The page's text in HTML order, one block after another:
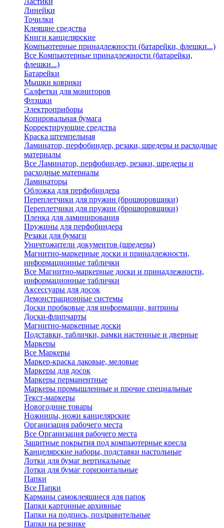
Линейки
Точилки
Клеящие средства
Книги канцелярские
Компьютерные принадлежности (батарейки, флешки...)
Все Компьютерные принадлежности (батарейки,
флешки...)
Батарейки
Мышки коврики
Салфетки для мониторов
Флэшки
Электроприборы
Копировальная бумага
Корректирующие средства
Краска штемпельная
Ламинатор, перфобиндер, резаки, шредеры и расходные
материалы
Все Ламинатор, перфобиндер, резаки, шредеры и
расходные материалы
Ламинаторы
Обложка для перфобиндера
Переплетчики для пружин (брошюровщики)
Переплетчики для пружин (брошюровщики)
Пленка для ламинирования
Пружины для перфобиндера
Резаки для бумаги
Уничтожители документов (шредеры)
Магнитно-маркерные доски и принадлежности,
информационные таблички
Все Магнитно-маркерные доски и принадлежности,
информационные таблички
Аксессуары для досок
Демонстрационные системы
Доски пробковые для информации, витрины
Доски-флипчарты
Магнитно-маркерные доски
Подставки, таблички, рамки настенные и дверные
Маркеры
Все Маркеры
Маркер-краска лаковые, меловые
Маркеры для досок
Маркеры перманентные
Маркеры промышленные и прочие специальные
Текст-маркеры
Новогодние товары
Ножницы, ножи канцелярские
Организация рабочего места
Все Организация рабочего места
Защитные покрытия под компьютерные кресла
Канцелярские наборы, подставки настольные
Лотки для бумаг вертикальные
Лотки для бумаг горизонтальные
Папки
Все Папки
Карманы самоклеящиеся для папок
Папки картонные архивные
Папки на подпись, поздравительные
Папки на резинке